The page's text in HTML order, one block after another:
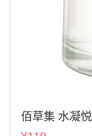
佰草集 水凝